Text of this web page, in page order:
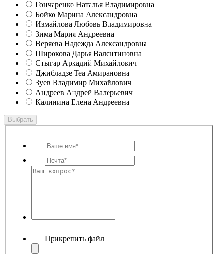
Гончаренко Наталья Владимировна
Бойко Марина Александровна
Измайлова Любовь Владимировна
Зима Мария Андреевна
Веряева Надежда Александровна
Широкова Дарья Валентиновна
Стыгар Аркадий Михайлович
Джибладзе Теа Амирановна
Зуев Владимир Михайлович
Андреев Андрей Валерьевич
Калинина Елена Андреевна
Выбрать
Прикрепить файл